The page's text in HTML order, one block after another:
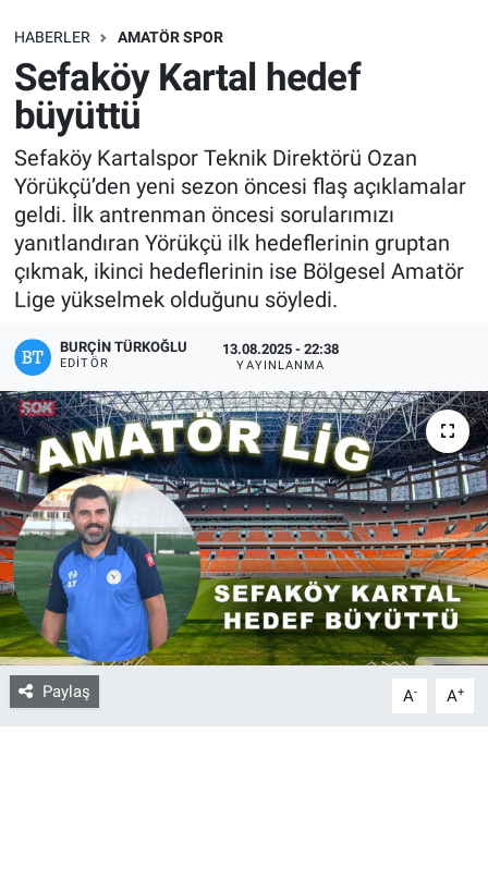
HABERLER AMATÖR SPOR
Sefaköy Kartal hedef
büyüttü
Sefaköy Kartalspor Teknik Direktörü Ozan
Yörükçü’den yeni sezon öncesi flaş açıklamalar
geldi. İlk antrenman öncesi sorularımızı
yanıtlandıran Yörükçü ilk hedeflerinin gruptan
çıkmak, ikinci hedeflerinin ise Bölgesel Amatör
Lige yükselmek olduğunu söyledi.
BURÇIN TÜRKOĞLU
EDITÖR
13.08.2025 - 22:38
YAYINLANMA
Paylaş A- A+
SAĞLIK
EKONOMİ
EĞİTİM
ÖZEL HABER
Keşfet
ASTROLOJİ
MANŞET
RESMİ İLANLAR
İLAN
Bize ulaşın
İletişim/Künye
Yaşam
Gözden Kaçmasın